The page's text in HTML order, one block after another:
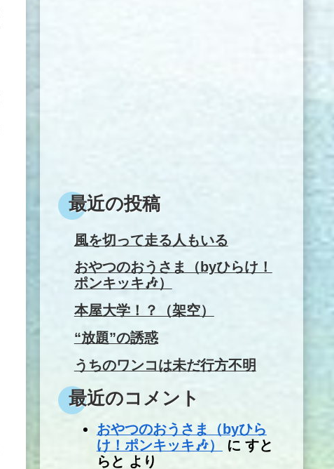
最近の投稿
風を切って走る人もいる
おやつのおうさま（byひらけ！
ポンキッキ🎶）
本屋大学！？（架空）
“放題”の誘惑
うちのワンコは未だ行方不明
最近のコメント
おやつのおうさま（byひら
け！ポンキッキ🎶）
に すと
らと より